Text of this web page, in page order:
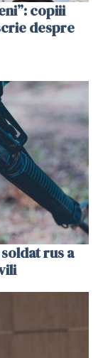
copiii
despre
rus a